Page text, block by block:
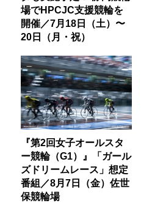
場でHPCJC支援競輪を
開催／7月18日（土）〜
20日（月・祝）
『第2回女子オールスタ
ー競輪（G1）』「ガール
ズドリームレース」想定
番組／8月7日（金）佐世
保競輪場